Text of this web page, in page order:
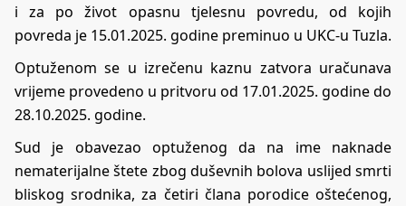
i za po život opasnu tjelesnu povredu, od kojih
povreda je 15.01.2025. godine preminuo u UKC-u Tuzla.
Optuženom se u izrečenu kaznu zatvora uračunava
vrijeme provedeno u pritvoru od 17.01.2025. godine do
28.10.2025. godine.
Sud je obavezao optuženog da na ime naknade
nematerijalne štete zbog duševnih bolova uslijed smrti
bliskog srodnika, za četiri člana porodice oštećenog,